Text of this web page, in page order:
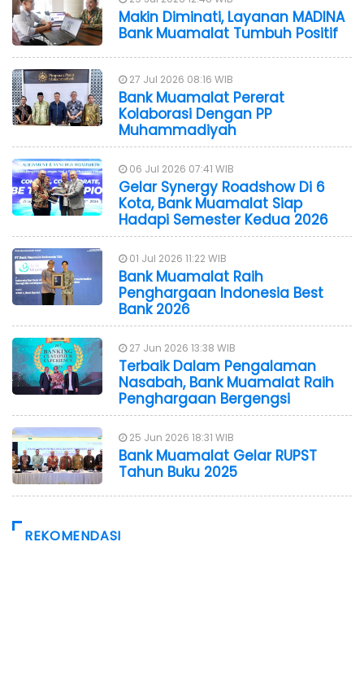
Makin Diminati, Layanan MADINA
Bank Muamalat Tumbuh Positif
27 Jul 2026 08:16 WIB
Bank Muamalat Pererat
Kolaborasi Dengan PP
Muhammadiyah
06 Jul 2026 07:41 WIB
Gelar Synergy Roadshow Di 6
Kota, Bank Muamalat Siap
Hadapi Semester Kedua 2026
01 Jul 2026 11:22 WIB
Bank Muamalat Raih
Penghargaan Indonesia Best
Bank 2026
27 Jun 2026 13:38 WIB
Terbaik Dalam Pengalaman
Nasabah, Bank Muamalat Raih
Penghargaan Bergengsi
25 Jun 2026 18:31 WIB
Bank Muamalat Gelar RUPST
Tahun Buku 2025
REKOMENDASI